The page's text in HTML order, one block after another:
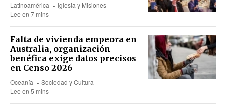
Latinoamérica
Iglesia y Misiones
Lee en 7 mins
Falta de vivienda empeora en
Australia, organización
benéfica exige datos precisos
en Censo 2026
Oceanía
Sociedad y Cultura
Lee en 5 mins